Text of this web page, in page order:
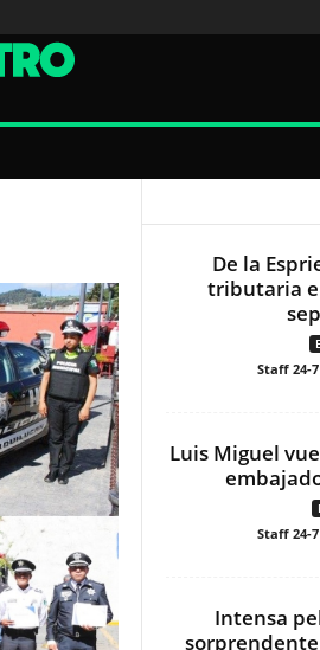
De la
tributaria
Staff 24-7
Luis Miguel
Staff 24-7
Intensa